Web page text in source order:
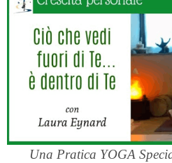
Una Pratica YOGA